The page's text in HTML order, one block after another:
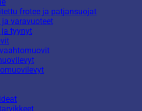
frotee ja patjansuojat
ja varavuoteet
ja tyynyt